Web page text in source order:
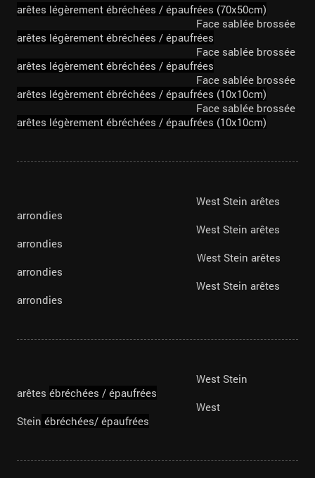
arêtes légèrement ébréchées / épaufrées (70x50cm)
Face sablée brossée
arêtes légèrement ébréchées / épaufrées
Face sablée brossée
arêtes légèrement ébréchées / épaufrées
Face sablée brossée
arêtes légèrement ébréchées / épaufrées (10x10cm)
Face sablée brossée
arêtes légèrement ébréchées / épaufrées (10x10cm)
West Stein arêtes
arrondies
West Stein arêtes
arrondies
West Stein arêtes
arrondies
West Stein arêtes
arrondies
West Stein
arêtes ébréchées / épaufrées
West
Stein ébréchées/ épaufrées